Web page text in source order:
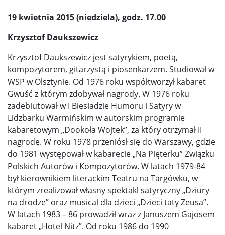
19 kwietnia 2015 (niedziela), godz. 17.00
Krzysztof Daukszewicz
Krzysztof Daukszewicz jest satyrykiem, poetą,
kompozytorem, gitarzystą i piosenkarzem. Studiował w
WSP w Olsztynie. Od 1976 roku współtworzył kabaret
Gwuść z którym zdobywał nagrody. W 1976 roku
zadebiutował w I Biesiadzie Humoru i Satyry w
Lidzbarku Warmińskim w autorskim programie
kabaretowym „Dookoła Wojtek”, za który otrzymał II
nagrodę. W roku 1978 przeniósł się do Warszawy, gdzie
do 1981 występował w kabarecie „Na Pięterku” Związku
Polskich Autorów i Kompozytorów. W latach 1979-84
był kierownikiem literackim Teatru na Targówku, w
którym zrealizował własny spektakl satyryczny „Dziury
na drodze” oraz musical dla dzieci „Dzieci taty Zeusa”.
W latach 1983 – 86 prowadził wraz z Januszem Gajosem
kabaret „Hotel Nitz”. Od roku 1986 do 1990